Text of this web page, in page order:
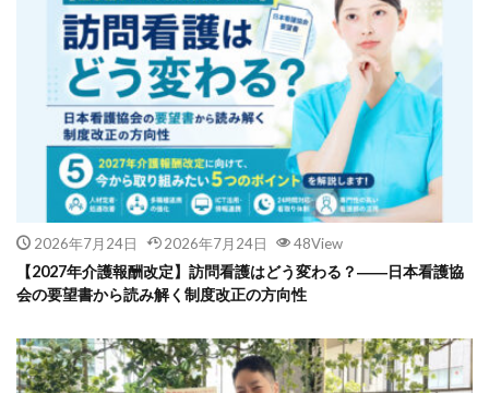
2026年7月24日 2026年7月24日 48View
【2027年介護報酬改定】訪問看護はどう変わる？――日本看護協
会の要望書から読み解く制度改正の方向性